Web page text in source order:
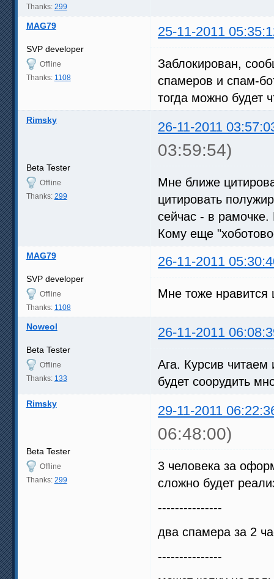
Thanks: 299
MAG79 25-11-2011
SVP developer
Offline
Thanks: 1108
Заблокирован,
спамеров и спам-
тогда можно будет
Rimsky 26-11-2011
03:59:54)
Beta Tester
Offline
Thanks: 299
Мне ближе
цитировать
сейчас - в
Кому еще
MAG79 26-11-2011
SVP developer
Offline
Thanks: 1108
Мне тоже нравится
Noweol 26-11-2011
Beta Tester
Offline
Thanks: 133
Ага. Курсив
будет соорудить
Rimsky 29-11-2011
06:48:00)
Beta Tester
Offline
Thanks: 299
3 человека за
сложно будет
---------------
два спамера за 2
---------------